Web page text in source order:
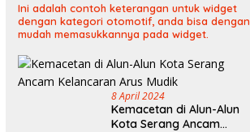
Ini adalah contoh keterangan untuk widget
dengan kategori otomotif, anda bisa dengan
mudah memasukkannya pada widget.
8 April 2024
Kemacetan di Alun-Alun
Kota Serang Ancam